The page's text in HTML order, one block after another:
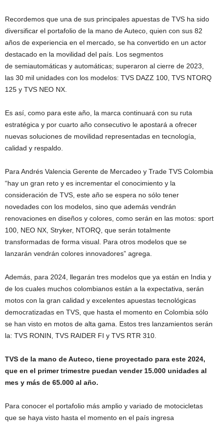
Recordemos que una de sus principales apuestas de TVS ha sido
diversificar el portafolio de la mano de Auteco, quien con sus 82
años de experiencia en el mercado, se ha convertido en un actor
destacado en la movilidad del país. Los segmentos
de semiautomáticas y automáticas; superaron al cierre de 2023,
las 30 mil unidades con los modelos: TVS DAZZ 100, TVS NTORQ
125 y TVS NEO NX.
Es así, como para este año, la marca continuará con su ruta
estratégica y por cuarto año consecutivo le apostará a ofrecer
nuevas soluciones de movilidad representadas en tecnología,
calidad y respaldo.
Para Andrés Valencia Gerente de Mercadeo y Trade TVS Colombia
“hay un gran reto y es incrementar el conocimiento y la
consideración de TVS, este año se espera no sólo tener
novedades con los modelos, sino que además vendrán
renovaciones en diseños y colores, como serán en las motos: sport
100, NEO NX, Stryker, NTORQ, que serán totalmente
transformadas de forma visual. Para otros modelos que se
lanzarán vendrán colores innovadores” agrega.
Además, para 2024, llegarán tres modelos que ya están en India y
de los cuales muchos colombianos están a la expectativa, serán
motos con la gran calidad y excelentes apuestas tecnológicas
democratizadas en TVS, que hasta el momento en Colombia sólo
se han visto en motos de alta gama. Estos tres lanzamientos serán
la: TVS RONIN, TVS RAIDER FI y TVS RTR 310.
TVS de la mano de Auteco, tiene proyectado para este 2024,
que en el primer trimestre puedan vender 15.000 unidades al
mes y más de 65.000 al año.
Para conocer el portafolio más amplio y variado de motocicletas
que se haya visto hasta el momento en el país ingresa